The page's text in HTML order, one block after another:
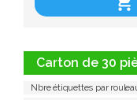
Carton de 30
Nbre étiquettes par